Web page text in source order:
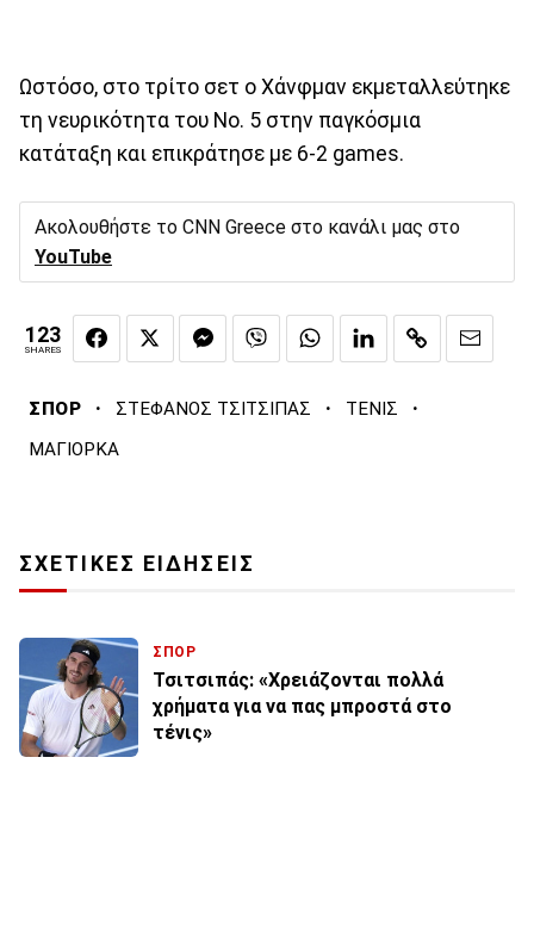
Ωστόσο, στο τρίτο σετ ο Χάνφμαν εκμεταλλεύτηκε
τη νευρικότητα του Νο. 5 στην παγκόσμια
κατάταξη και επικράτησε με 6-2 games.
Ακολουθήστε το CNN Greece στο κανάλι μας στο
YouTube
123
SHARES
ΣΠΟΡ · ΣΤΕΦΑΝΟΣ ΤΣΙΤΣΙΠΑΣ · ΤΕΝΙΣ ·
ΜΑΓΙΟΡΚΑ
ΣΧΕΤΙΚΕΣ ΕΙΔΗΣΕΙΣ
ΣΠΟΡ
Τσιτσιπάς: «Χρειάζονται πολλά
χρήματα για να πας μπροστά στο
τένις»